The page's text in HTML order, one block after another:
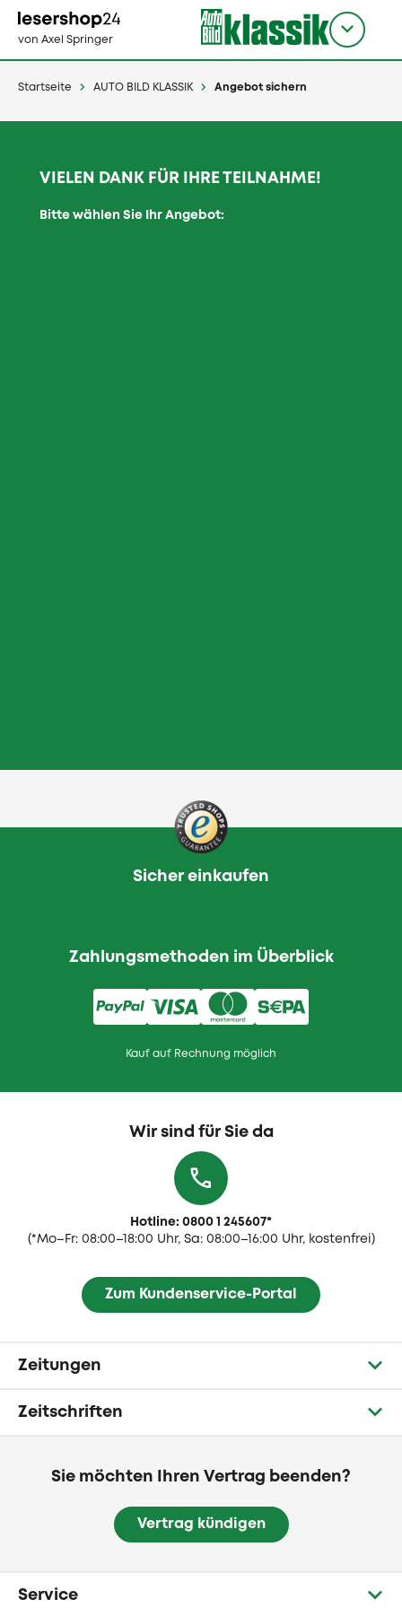
zum
Inhalt
von Axel Springer
Titel
Startseite AUTO BILD KLASSIK Angebot sichern
VIELEN DANK FÜR IHRE TEILNAHME!
Bitte wählen Sie Ihr Angebot:
Zahlungsmethoden im Überblick
Kauf auf Rechnung möglich
Sicher einkaufen
Wir sind für Sie da
Hotline: 0800 1 245607*
(*Mo–Fr: 08:00–18:00 Uhr, Sa: 08:00–16:00 Uhr, kostenfrei)
Zum Kundenservice-Portal
Zeitungen
Zeitschriften
Sie möchten Ihren Vertrag beenden?
Vertrag kündigen
Service